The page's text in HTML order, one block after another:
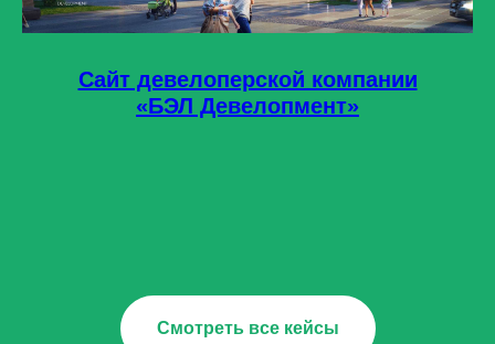
Сайт девелоперской компании
«БЭЛ Девелопмент»
Смотреть все кейсы